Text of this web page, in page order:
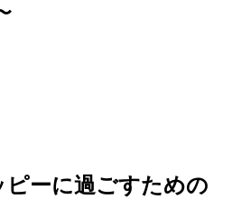
ーに過ごすための